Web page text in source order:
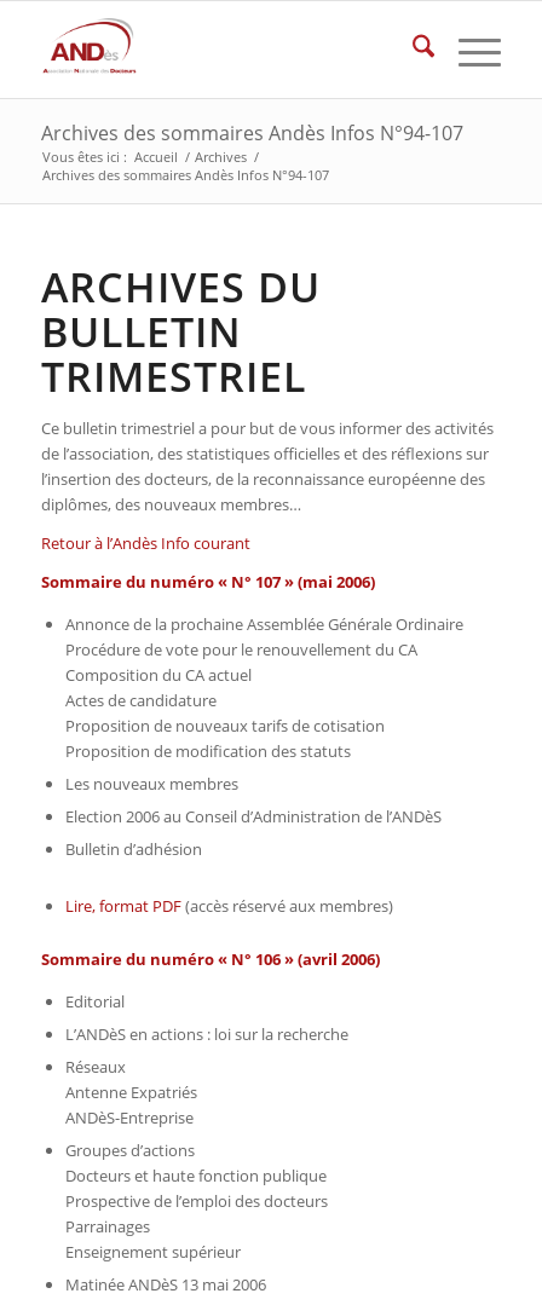
Archives des sommaires Andès Infos N°94-107
Vous êtes ici : Accueil / Archives /
Archives des sommaires Andès Infos N°94-107
ARCHIVES DU
BULLETIN
TRIMESTRIEL
Ce bulletin trimestriel a pour but de vous informer des activités
de l’association, des statistiques officielles et des réflexions sur
l’insertion des docteurs, de la reconnaissance européenne des
diplômes, des nouveaux membres…
Retour à l’Andès Info courant
Sommaire du numéro « N° 107 » (mai 2006)
Annonce de la prochaine Assemblée Générale Ordinaire
Procédure de vote pour le renouvellement du CA
Composition du CA actuel
Actes de candidature
Proposition de nouveaux tarifs de cotisation
Proposition de modification des statuts
Les nouveaux membres
Election 2006 au Conseil d’Administration de l’ANDèS
Bulletin d’adhésion
Lire, format PDF(accès réservé aux membres)
Sommaire du numéro « N° 106 » (avril 2006)
Editorial
L’ANDèS en actions : loi sur la recherche
Réseaux
Antenne Expatriés
ANDèS-Entreprise
Groupes d’actions
Docteurs et haute fonction publique
Prospective de l’emploi des docteurs
Parrainages
Enseignement supérieur
Matinée ANDèS 13 mai 2006